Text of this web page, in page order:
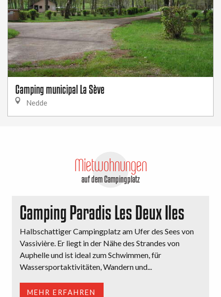
Camping municipal La Sève
Nedde
Mietwohnungen
auf dem Campingplatz
Camping Paradis Les Deux Iles
Halbschattiger Campingplatz am Ufer des Sees von
Vassivière. Er liegt in der Nähe des Strandes von
Auphelle und ist ideal zum Schwimmen, für
Wassersportaktivitäten, Wandern und...
MEHR ERFAHREN